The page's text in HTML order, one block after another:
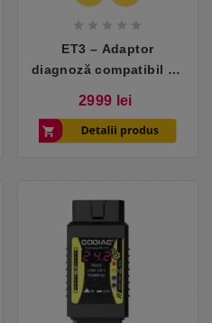
    
ET3 – Adaptor
diagnoză compatibil cu
2999 lei